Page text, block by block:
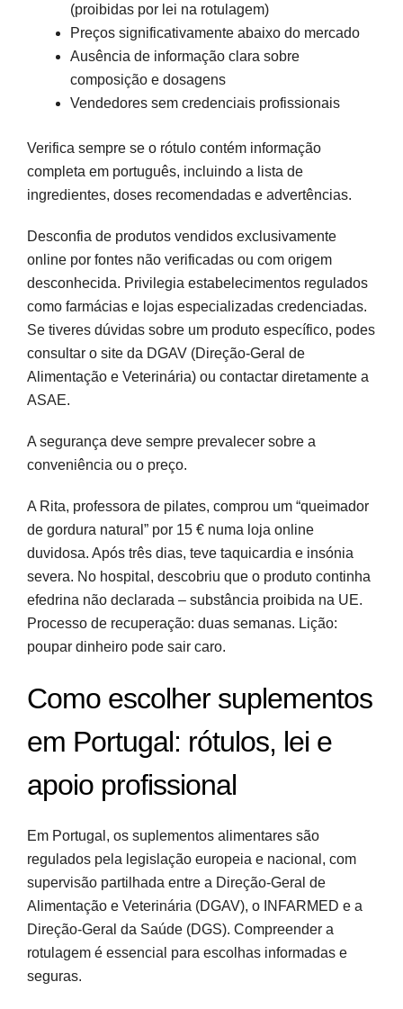
(proibidas por lei na rotulagem)
Preços significativamente abaixo do mercado
Ausência de informação clara sobre
composição e dosagens
Vendedores sem credenciais profissionais
Verifica sempre se o rótulo contém informação
completa em português, incluindo a lista de
ingredientes, doses recomendadas e advertências.
Desconfia de produtos vendidos exclusivamente
online por fontes não verificadas ou com origem
desconhecida. Privilegia estabelecimentos regulados
como farmácias e lojas especializadas credenciadas.
Se tiveres dúvidas sobre um produto específico, podes
consultar o site da DGAV (Direção-Geral de
Alimentação e Veterinária) ou contactar diretamente a
ASAE.
A segurança deve sempre prevalecer sobre a
conveniência ou o preço.
A Rita, professora de pilates, comprou um “queimador
de gordura natural” por 15 € numa loja online
duvidosa. Após três dias, teve taquicardia e insónia
severa. No hospital, descobriu que o produto continha
efedrina não declarada – substância proibida na UE.
Processo de recuperação: duas semanas. Lição:
poupar dinheiro pode sair caro.
Como escolher suplementos
em Portugal: rótulos, lei e
apoio profissional
Em Portugal, os suplementos alimentares são
regulados pela legislação europeia e nacional, com
supervisão partilhada entre a Direção-Geral de
Alimentação e Veterinária (DGAV), o INFARMED e a
Direção-Geral da Saúde (DGS). Compreender a
rotulagem é essencial para escolhas informadas e
seguras.